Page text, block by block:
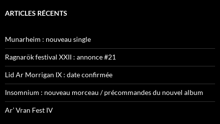
ARTICLES RÉCENTS
Munarheim : nouveau single
Ragnarök festival XXII : annonce #21
Lid Ar Morrigan IX : date confirmée
Insomnium : nouveau morceau / précommandes du nouvel album
Ar’ Vran Fest IV